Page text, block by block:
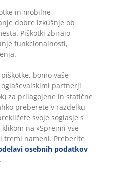
in mobilne
dobre izkušnje ob
Piškotki zbirajo
funkcionalnosti,
bomo vaše
partnerji
za prilagojene in statične
preberete v razdelku
svoje soglasje s
na »Sprejmi vse
tremi nameni. Preberite
osebnih podatkov
.